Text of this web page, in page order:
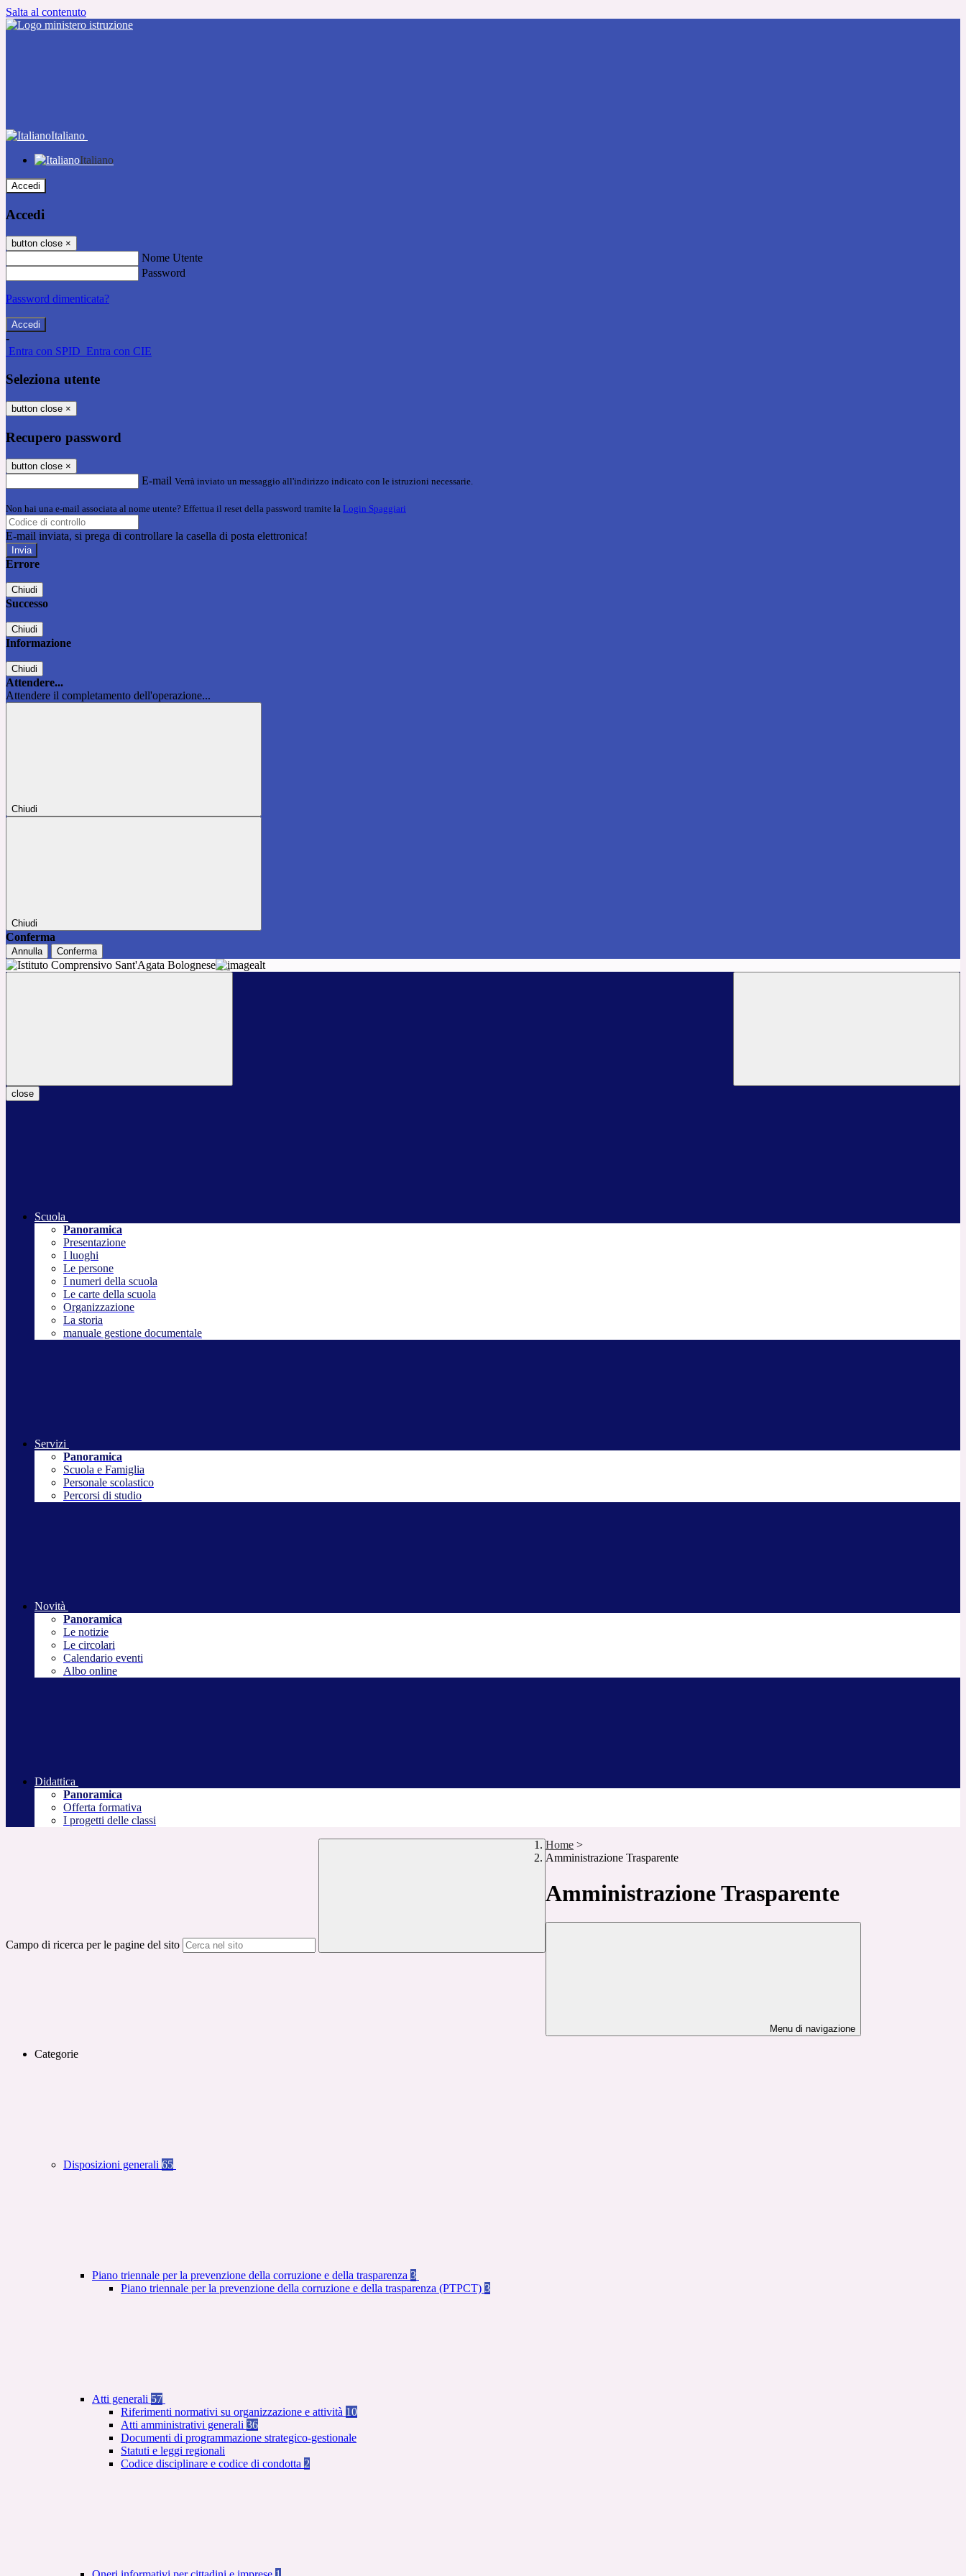
Salta al contenuto
Italiano
Italiano
Accedi
Accedi
button close ×
Nome Utente
Password
Password dimenticata?
-
Entra con SPID Entra con CIE
Seleziona utente
button close ×
Recupero password
button close ×
E-mail Verrà inviato un messaggio all'indirizzo indicato con le istruzioni necessarie.
Non hai una e-mail associata al nome utente? Effettua il reset della password tramite la Login Spaggiari
E-mail inviata, si prega di controllare la casella di posta elettronica!
Errore
Chiudi
Successo
Chiudi
Informazione
Chiudi
Attendere...
Attendere il completamento dell'operazione...
Chiudi
Chiudi
Conferma
Annulla Conferma
close
Scuola
Panoramica
Presentazione
I luoghi
Le persone
I numeri della scuola
Le carte della scuola
Organizzazione
La storia
manuale gestione documentale
Servizi
Panoramica
Scuola e Famiglia
Personale scolastico
Percorsi di studio
Novità
Panoramica
Le notizie
Le circolari
Calendario eventi
Albo online
Didattica
Panoramica
Offerta formativa
I progetti delle classi
Campo di ricerca per le pagine del sito
Home >
Amministrazione Trasparente
Amministrazione Trasparente
Menu di navigazione
Categorie
Disposizioni generali 65
Piano triennale per la prevenzione della corruzione e della trasparenza 3
Piano triennale per la prevenzione della corruzione e della trasparenza (PTPCT) 3
Atti generali 57
Riferimenti normativi su organizzazione e attività 10
Atti amministrativi generali 36
Documenti di programmazione strategico-gestionale
Statuti e leggi regionali
Codice disciplinare e codice di condotta 2